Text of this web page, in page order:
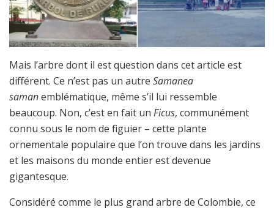
Mais l’arbre dont il est question dans cet article est
différent. Ce n’est pas un autre Samanea
samanemblématique, même s’il lui ressemble
beaucoup. Non, c’est en fait un Ficus, communément
connu sous le nom de figuier – cette plante
ornementale populaire que l’on trouve dans les jardins
et les maisons du monde entier est devenue
gigantesque.
Considéré comme le plus grand arbre de Colombie, ce